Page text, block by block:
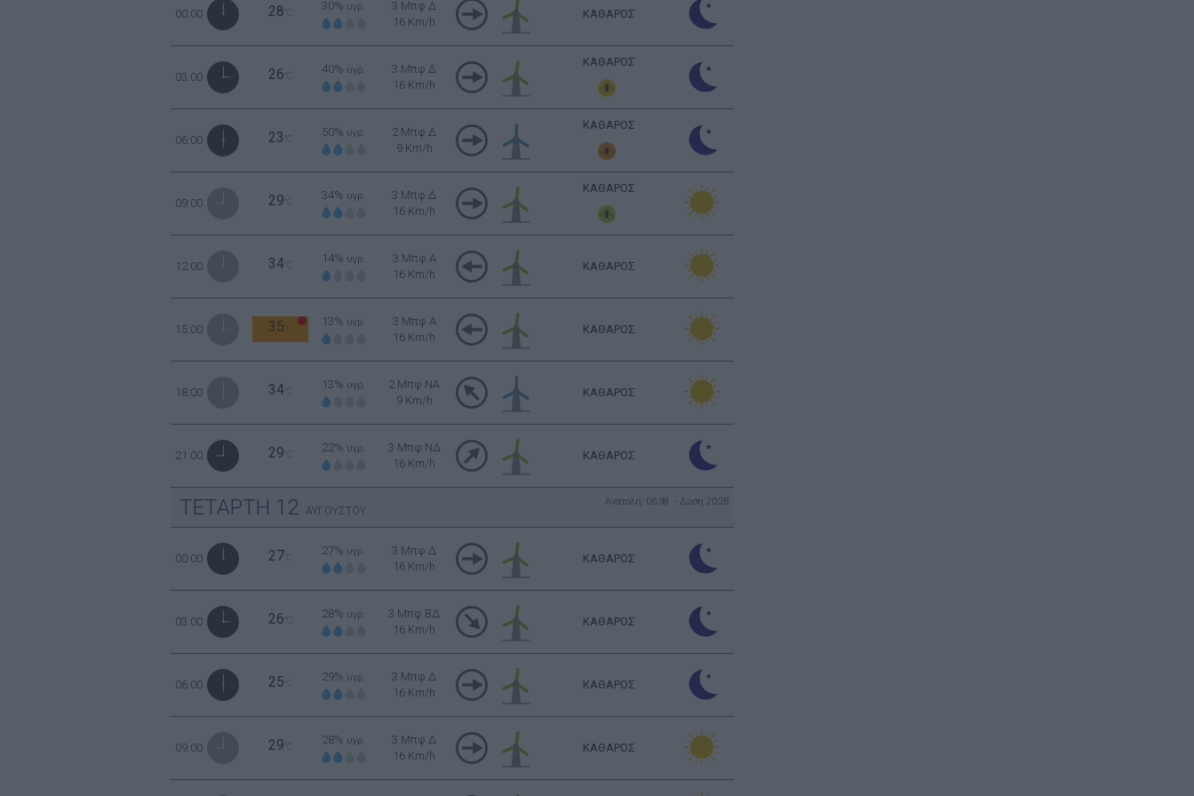
00:00 28 30% υγρ.
3 Μπφ Δ
16 Km/h
ΚΑΘΑΡΟΣ
03:00 26 40% υγρ.
3 Μπφ Δ
16 Km/h
ΚΑΘΑΡΟΣ
06:00 23 50% υγρ.
2 Μπφ Δ
9 Km/h
ΚΑΘΑΡΟΣ
09:00 29 34% υγρ.
3 Μπφ Δ
16 Km/h
ΚΑΘΑΡΟΣ
12:00 34°C
14% υγρ.
3 Μπφ Α
16 Km/h
ΚΑΘΑΡΟΣ
15:00 35 13% υγρ.
3 Μπφ Α
16 Km/h
ΚΑΘΑΡΟΣ
18:00 34°C
13% υγρ.
2 Μπφ NA
9 Km/h
ΚΑΘΑΡΟΣ
21:00 29 22% υγρ.
3 Μπφ ΝΔ
16 Km/h
ΚΑΘΑΡΟΣ
ΤΕΤΑΡΤΗ 12 ΑΥΓΟΥΣΤΟΥ
Ανατολή: 06:38 - Δύση 20:28
00:00 27 27% υγρ.
3 Μπφ Δ
16 Km/h
ΚΑΘΑΡΟΣ
03:00 26 28% υγρ.
3 Μπφ ΒΔ
16 Km/h
ΚΑΘΑΡΟΣ
06:00 25 29% υγρ.
3 Μπφ Δ
16 Km/h
ΚΑΘΑΡΟΣ
09:00 29 28% υγρ.
3 Μπφ Δ
16 Km/h
ΚΑΘΑΡΟΣ